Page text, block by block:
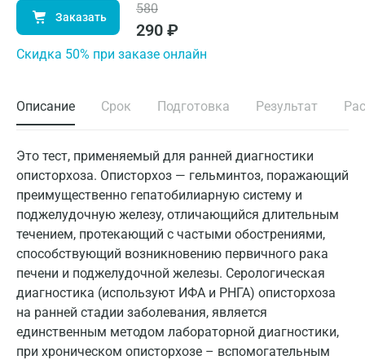
Заказать
580
290 ₽
Cкидка 50% при заказе онлайн
Описание Срок Подготовка Результат
Это тест, применяемый для ранней диагностики
описторхоза. Описторхоз — гельминтоз, поражающий
преимущественно гепатобилиарную систему и
поджелудочную железу, отличающийся длительным
течением, протекающий с частыми обострениями,
способствующий возникновению первичного рака
печени и поджелудочной железы. Серологическая
диагностика (используют ИФА и РНГА) описторхоза
на ранней стадии заболевания, является
единственным методом лабораторной диагностики,
при хроническом описторхозе – вспомогательным